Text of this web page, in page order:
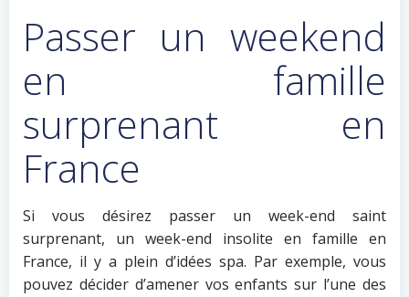
Passer un weekend
en famille
surprenant en
France
Si vous désirez passer un week-end saint
surprenant, un week-end insolite en famille en
France, il y a plein d’idées spa. Par exemple, vous
pouvez décider d’amener vos enfants sur l’une des